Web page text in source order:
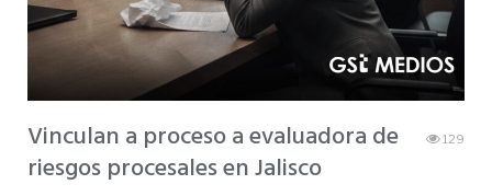
Vinculan a proceso a evaluadora de
riesgos procesales en Jalisco
129